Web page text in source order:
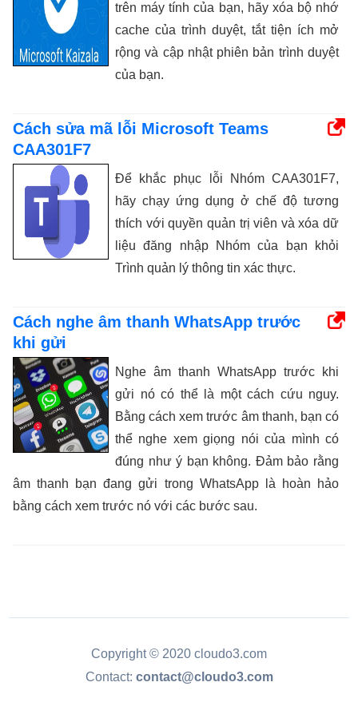
trên máy tính của bạn, hãy xóa bộ nhớ
cache của trình duyệt, tắt tiện ích mở
rộng và cập nhật phiên bản trình duyệt
của bạn.
Cách sửa mã lỗi Microsoft Teams
CAA301F7
Để khắc phục lỗi Nhóm CAA301F7,
hãy chạy ứng dụng ở chế độ tương
thích với quyền quản trị viên và xóa dữ
liệu đăng nhập Nhóm của bạn khỏi
Trình quản lý thông tin xác thực.
Cách nghe âm thanh WhatsApp trước
khi gửi
Nghe âm thanh WhatsApp trước khi
gửi nó có thể là một cách cứu nguy.
Bằng cách xem trước âm thanh, bạn có
thể nghe xem giọng nói của mình có
đúng như ý bạn không. Đảm bảo rằng
âm thanh bạn đang gửi trong WhatsApp là hoàn hảo
bằng cách xem trước nó với các bước sau.
Copyright © 2020 cloudo3.com
Contact: contact@cloudo3.com